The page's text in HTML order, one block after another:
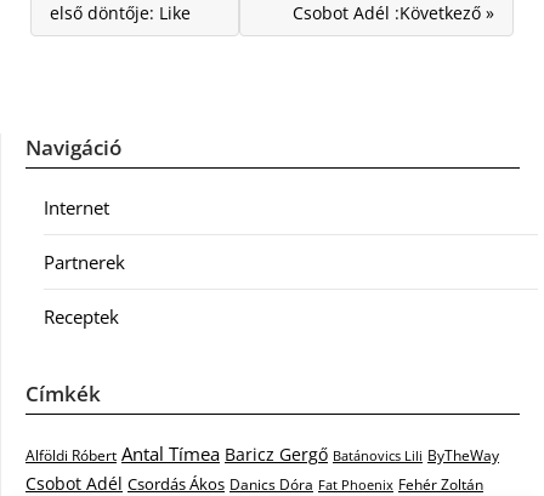
első döntője: Like
Csobot Adél :Következő »
Navigáció
Internet
Partnerek
Receptek
Címkék
Alföldi Róbert Antal Tímea Baricz Gergő Batánovics Lili ByTheWay
Csobot Adél Csordás Ákos Danics Dóra Fat Phoenix Fehér Zoltán